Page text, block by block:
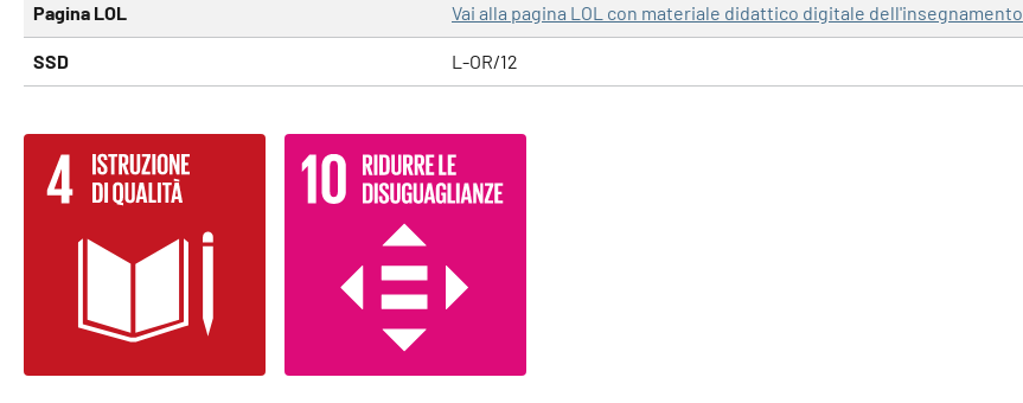
Pagina LOL Vai alla pagina LOL con materiale didattico digitale dell'insegnamento
SSD L-OR/12